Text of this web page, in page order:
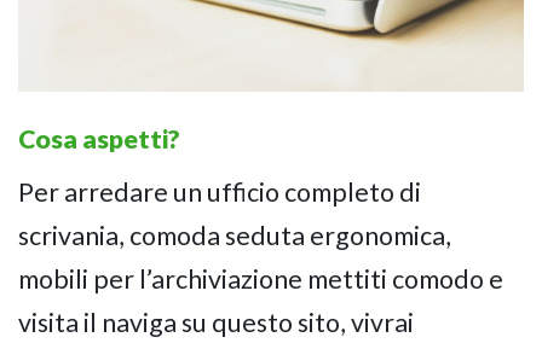
Cosa aspetti?
Per arredare un ufficio completo di
scrivania, comoda seduta ergonomica,
mobili per l’archiviazione mettiti comodo e
visita il naviga su questo sito, vivrai